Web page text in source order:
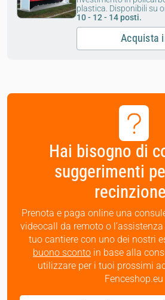
plastica. Disponibili su
10 - 12 - 14 posti.
Acquista
Hai bisogno di
suggerimenti
Prenota e paga online una
videocall da remoto o
tuo cantiere con uno dei nostri
buono sconto in base alla
utilizzare per i tuoi prossimi
Fenceshop.eu